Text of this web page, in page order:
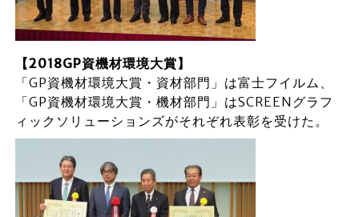
【2018GP資機材環境大賞】
「GP資機材環境大賞・資材部門」は富士フイルム、
「GP資機材環境大賞・機材部門」はSCREENグラフ
ィックソリューションズがそれぞれ表彰を受けた。